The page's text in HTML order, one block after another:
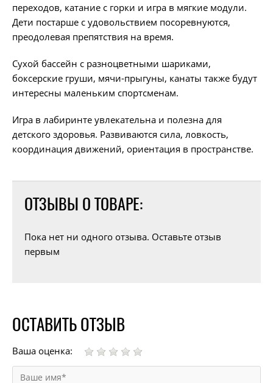
переходов, катание с горки и игра в мягкие модули.
Дети постарше с удовольствием посоревнуются,
преодолевая препятствия на время.
Сухой бассейн с разноцветными шариками,
боксерские груши, мячи-прыгуны, канаты также будут
интересны маленьким спортсменам.
Игра в лабиринте увлекательна и полезна для
детского здоровья. Развиваются сила, ловкость,
координация движений, ориентация в пространстве.
ОТЗЫВЫ О ТОВАРЕ:
Пока нет ни одного отзыва. Оставьте отзыв
первым
ОСТАВИТЬ ОТЗЫВ
Ваша оценка: